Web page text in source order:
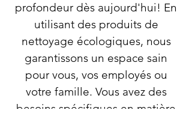
profondeur dès aujourd'hui! En
utilisant des produits de
nettoyage écologiques, nous
garantissons un espace sain
pour vous, vos employés ou
votre famille. Vous avez des
besoins spécifiques en matière